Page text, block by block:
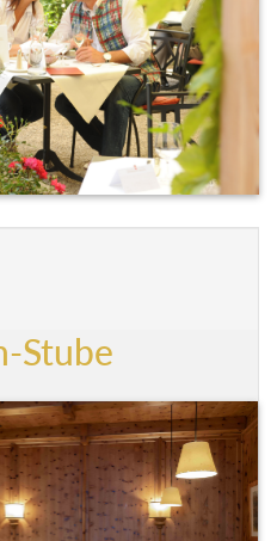
Stube